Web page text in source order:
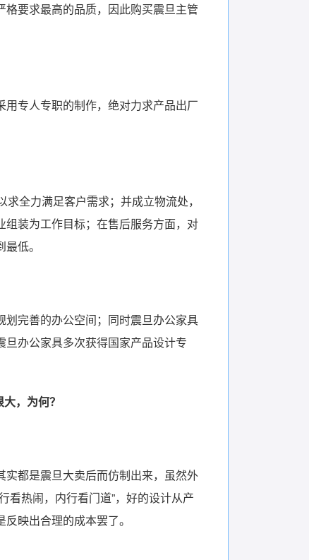
要求最高的品质，因此购买震旦主管
专人专职的制作，绝对力求产品出厂
全力满足客户需求；并成立物流处，
装为工作目标；在售后服务方面，对
低。
完善的办公空间；同时震旦办公家具
办公家具多次获得国家产品设计专
，为何？
都是震旦大卖后而仿制出来，虽然外
看热闹，内行看门道”，好的设计从产
映出合理的成本罢了。